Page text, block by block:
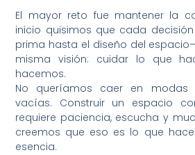
El mayor reto fue mantener la
inicio quisimos que cada
prima hasta el diseño del
misma visión: cuidar lo que
hacemos.
No queríamos caer en modas
vacías. Construir un espacio
requiere paciencia, escucha y
creemos que eso es lo que
esencia.